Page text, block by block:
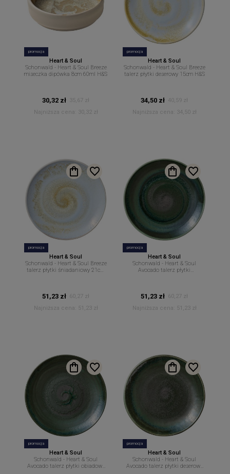
promocja
Heart & Soul
Schonwald - Heart & Soul Breeze
miseczka dipówka 8cm 60ml H&S
30,32 zł
35,67 zł
Najniższa cena:
30,32 zł
promocja
Heart & Soul
Schonwald - Heart & Soul Breeze
talerz płytki deserowy 15cm H&S
34,50 zł
40,59 zł
Najniższa cena:
34,50 zł
promocja
Heart & Soul
Schonwald - Heart & Soul Breeze
talerz płytki śniadaniowy 21cm
51,23 zł 60,27 zł
Najniższa cena:
51,23 zł
promocja
Heart & Soul
Schonwald - Heart & Soul
Avocado talerz płytki
51,23 zł 60,27 zł
Najniższa cena:
51,23 zł
promocja
Heart & Soul
Schonwald - Heart & Soul
Avocado talerz płytki obiadowy
promocja
Heart & Soul
Schonwald - Heart & Soul
Avocado talerz płytki deserowy